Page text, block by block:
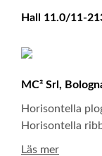
Hall 11.0/11-
MC² Srl,
Horisontella
Horisontella
Läs mer